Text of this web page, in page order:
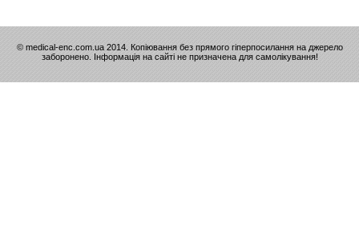
© medical-enc.com.ua 2014. Копіювання без прямого гіперпосилання на джерело
заборонено. Інформація на сайті не призначена для самолікування!